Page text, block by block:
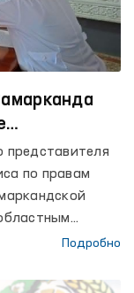
представителя
по правам
для
Подробно